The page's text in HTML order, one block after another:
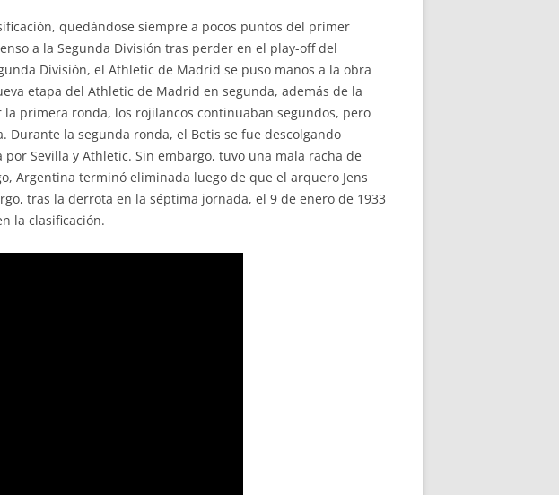
quedándose siempre a pocos puntos del primer
a la Segunda División tras perder en el play-off del
División, el Athletic de Madrid se puso manos a la obra
etapa del Athletic de Madrid en segunda, además de la
primera ronda, los rojilancos continuaban segundos, pero
Durante la segunda ronda, el Betis se fue descolgando
Sevilla y Athletic. Sin embargo, tuvo una mala racha de
Argentina terminó eliminada luego de que el arquero Jens
tras la derrota en la séptima jornada, el 9 de enero de 1933
la clasificación.